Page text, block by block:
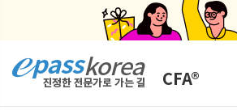
CFA®